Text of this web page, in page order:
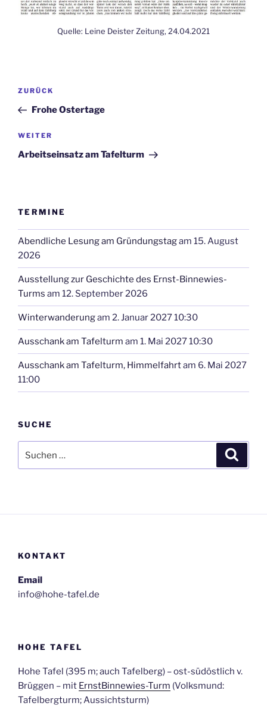
Quelle: Leine Deister Zeitung, 24.04.2021
Beitragsnavigation
Vorheriger
Beitrag
ZURÜCK
Frohe Ostertage
Nächster
Beitrag
WEITER
Arbeitseinsatz am Tafelturm
TERMINE
Abendliche Lesung am Gründungstagam 15. August
2026
Ausstellung zur Geschichte des Ernst-Binnewies-
Turms am 12. September 2026
Winterwanderungam 2. Januar 2027 10:30
Ausschank am Tafelturm am 1. Mai 2027 10:30
Ausschank am Tafelturm, Himmelfahrtam 6. Mai 2027
11:00
SUCHE
nach:
KONTAKT
Email
info@hohe-tafel.de
HOHE TAFEL
Hohe Tafel (395 m; auch Tafelberg) – ost-südöstlich v.
Brüggen – mit ErnstBinnewies-Turm (Volksmund:
Tafelbergturm; Aussichtsturm)